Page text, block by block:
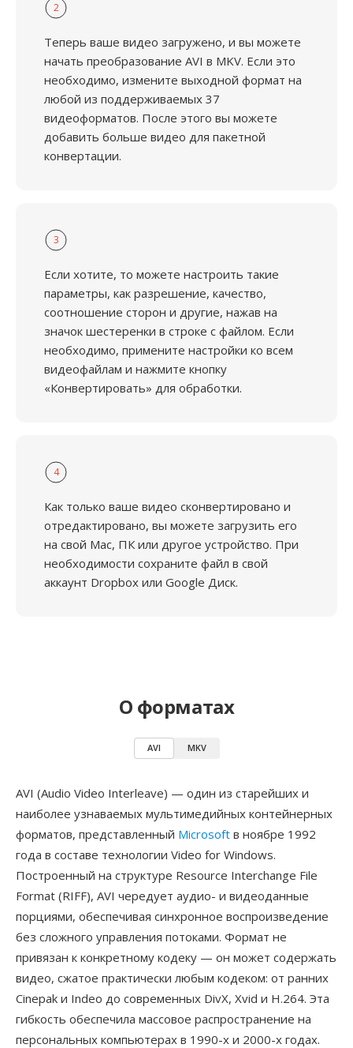
2
Теперь ваше видео загружено, и вы можете
начать преобразование AVI в MKV. Если это
необходимо, измените выходной формат на
любой из поддерживаемых 37
видеоформатов. После этого вы можете
добавить больше видео для пакетной
конвертации.
3
Если хотите, то можете настроить такие
параметры, как разрешение, качество,
соотношение сторон и другие, нажав на
значок шестеренки в строке с файлом. Если
необходимо, примените настройки ко всем
видеофайлам и нажмите кнопку
«Конвертировать» для обработки.
4
Как только ваше видео сконвертировано и
отредактировано, вы можете загрузить его
на свой Mac, ПК или другое устройство. При
необходимости сохраните файл в свой
аккаунт Dropbox или Google Диск.
О форматах
AVI MKV
AVI (Audio Video Interleave) — один из старейших и
наиболее узнаваемых мультимедийных контейнерных
форматов, представленный Microsoft в ноябре 1992
года в составе технологии Video for Windows.
Построенный на структуре Resource Interchange File
Format (RIFF), AVI чередует аудио- и видеоданные
порциями, обеспечивая синхронное воспроизведение
без сложного управления потоками. Формат не
привязан к конкретному кодеку — он может содержать
видео, сжатое практически любым кодеком: от ранних
Cinepak и Indeo до современных DivX, Xvid и H.264. Эта
гибкость обеспечила массовое распространение на
персональных компьютерах в 1990-х и 2000-х годах.